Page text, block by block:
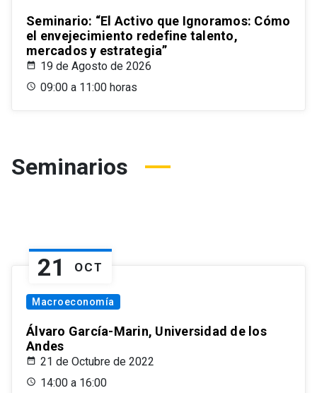
Seminario: “El Activo que Ignoramos: Cómo
el envejecimiento redefine talento,
mercados y estrategia”
19 de Agosto de 2026
09:00 a 11:00 horas
Seminarios
21 OCT
Macroeconomía
Álvaro García-Marin, Universidad de los
Andes
21 de Octubre de 2022
14:00 a 16:00